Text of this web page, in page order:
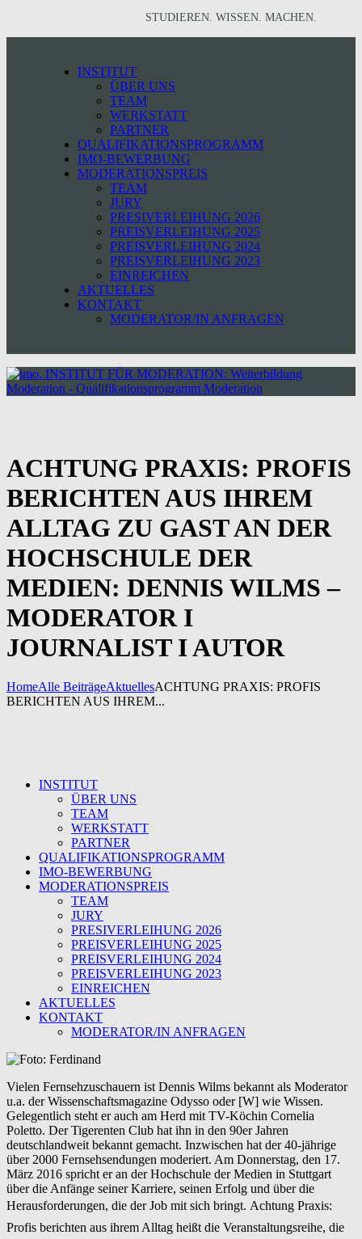
STUDIEREN. WISSEN. MACHEN.
INSTITUT
ÜBER UNS
TEAM
WERKSTATT
PARTNER
QUALIFIKATIONSPROGRAMM
IMO-BEWERBUNG
MODERATIONSPREIS
TEAM
JURY
PRESIVERLEIHUNG 2026
PREISVERLEIHUNG 2025
PREISVERLEIHUNG 2024
PREISVERLEIHUNG 2023
EINREICHEN
AKTUELLES
KONTAKT
MODERATOR/IN ANFRAGEN
ACHTUNG PRAXIS: PROFIS
BERICHTEN AUS IHREM
ALLTAG ZU GAST AN DER
HOCHSCHULE DER
MEDIEN: DENNIS WILMS –
MODERATOR I
JOURNALIST I AUTOR
HomeAlle BeiträgeAktuellesACHTUNG PRAXIS: PROFIS
BERICHTEN AUS IHREM...
INSTITUT
ÜBER UNS
TEAM
WERKSTATT
PARTNER
QUALIFIKATIONSPROGRAMM
IMO-BEWERBUNG
MODERATIONSPREIS
TEAM
JURY
PRESIVERLEIHUNG 2026
PREISVERLEIHUNG 2025
PREISVERLEIHUNG 2024
PREISVERLEIHUNG 2023
EINREICHEN
AKTUELLES
KONTAKT
MODERATOR/IN ANFRAGEN
Vielen Fernsehzuschauern ist Dennis Wilms bekannt als Moderator
u.a. der Wissenschaftsmagazine Odysso oder [W] wie Wissen.
Gelegentlich steht er auch am Herd mit TV-Köchin Cornelia
Poletto. Der Tigerenten Club hat ihn in den 90er Jahren
deutschlandweit bekannt gemacht. Inzwischen hat der 40-jährige
über 2000 Fernsehsendungen moderiert. Am Donnerstag, den 17.
März 2016 spricht er an der Hochschule der Medien in Stuttgart
über die Anfänge seiner Karriere, seinen Erfolg und über die
Herausforderungen, die der Job mit sich bringt. Achtung Praxis:
Profis berichten aus ihrem Alltag heißt die Veranstaltungsreihe, die